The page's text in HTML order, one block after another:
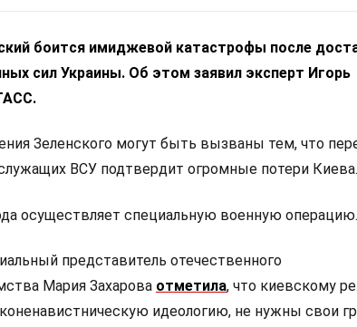
боится имиджевой катастрофы после
сил Украины. Об этом заявил эксперт Игорь
Зеленского могут быть вызваны тем, что
ВСУ подтвердит огромные потери Киева.
осуществляет специальную военную операцию.
представитель отечественного
Мария Захарова отметила, что киевскому
идеологию, не нужны свои